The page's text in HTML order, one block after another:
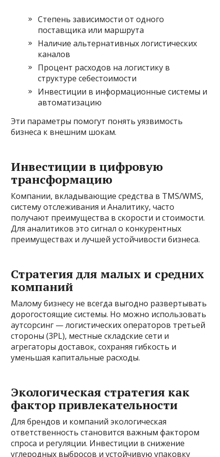
Степень зависимости от одного
поставщика или маршрута
Наличие альтернативных логистических
каналов
Процент расходов на логистику в
структуре себестоимости
Инвестиции в информационные системы и
автоматизацию
Эти параметры помогут понять уязвимость
бизнеса к внешним шокам.
Инвестиции в цифровую
трансформацию
Компании, вкладывающие средства в TMS/WMS,
систему отслеживания и Аналитику, часто
получают преимущества в скорости и стоимости.
Для аналитиков это сигнал о конкурентных
преимуществах и лучшей устойчивости бизнеса.
Стратегия для малых и средних
компаний
Малому бизнесу не всегда выгодно развертывать
дорогостоящие системы. Но можно использовать
аутсорсинг — логистических операторов третьей
стороны (3PL), местные складские сети и
агрегаторы доставок, сохраняя гибкость и
уменьшая капитальные расходы.
Экологическая стратегия как
фактор привлекательности
Для брендов и компаний экологическая
ответственность становится важным фактором
спроса и регуляции. Инвестиции в снижение
углеродных выбросов и устойчивую упаковку